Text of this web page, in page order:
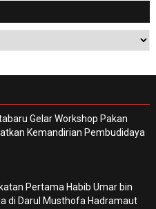
Gelar Workshop Pakan
Kemandirian Pembudidaya
Pertama Habib Umar bin
di Darul Musthofa Hadramaut